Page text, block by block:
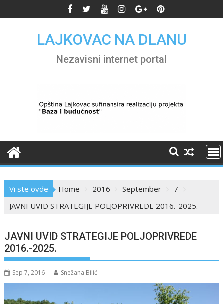
to
LAJKOVAC NA DLANU
Nezavisni internet portal
Vi ste ovde Home 2016 September
7
JAVNI UVID STRATEGIJE POLJOPRIVREDE 2016.-2025.
JAVNI UVID STRATEGIJE POLJOPRIVREDE
2016.-2025.
Sep 7, 2016 Snežana Bilić